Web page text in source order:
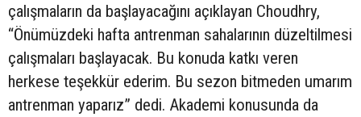
çalışmaların da başlayacağını açıklayan Choudhry,
“Önümüzdeki hafta antrenman sahalarının düzeltilmesi
çalışmaları başlayacak. Bu konuda katkı veren
herkese teşekkür ederim. Bu sezon bitmeden umarım
antrenman yaparız” dedi. Akademi konusunda da